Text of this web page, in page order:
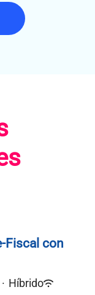
Fiscal con
· Híbrido